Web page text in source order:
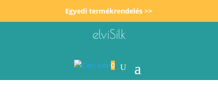
Egyedi termékrendelés >>
elviSilk
0